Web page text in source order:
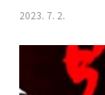
할 복면가수 4인의
전 !!! 1. 2라운드대
기 배기성 짜릿한
왕석 갈까나~ 월척
2023. 7. 2.